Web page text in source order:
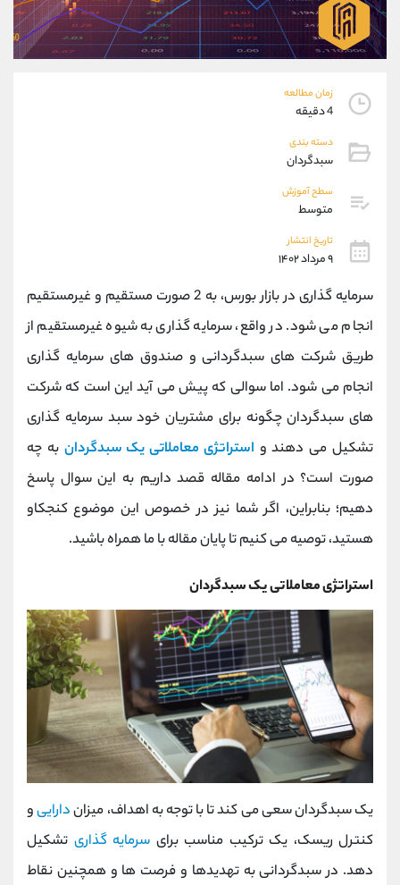
زمان مطالعه
4 دقیقه
دسته بندی
سبدگردان
سطح آموزش
متوسط
تاریخ انتشار
۹ مرداد ۱۴۰۲
سرمایه گذاری در بازار بورس، به 2 صورت مستقیم و غیرمستقیم
انجام می شود. در واقع، سرمایه گذاری به شیوه غیرمستقیم از
طریق شرکت های سبدگردانی و صندوق های سرمایه گذاری
انجام می شود. اما سوالی که پیش می آید این است که شرکت
های سبدگردان چگونه برای مشتریان خود سبد سرمایه گذاری
تشکیل می دهند و استراتژی معاملاتی یک سبدگردان به چه
صورت است؟ در ادامه مقاله قصد داریم به این سوال پاسخ
دهیم؛ بنابراین، اگر شما نیز در خصوص این موضوع کنجکاو
هستید، توصیه می کنیم تا پایان مقاله با ما همراه باشید.
استراتژی معاملاتی یک سبدگردان
یک سبدگردان سعی می کند تا با توجه به اهداف، میزانداراییو
کنترل ریسک، یک ترکیب مناسب برای سرمایه گذاری تشکیل
دهد. در سبدگردانی به تهدیدها و فرصت ها و همچنین نقاط
09194198792
واتساپ شروع گفتگو
تلگرام @Armteam_admin_33
پشتیبان فروش
موبایل
اطلاعات تماس
تلفن 021-22021030
021-22021040
بدون پیش شماره
اینستاگرام @alireza.mehrabii
کانال تلگرام @alirezamehrabi_com
@alirezamehrabi_official